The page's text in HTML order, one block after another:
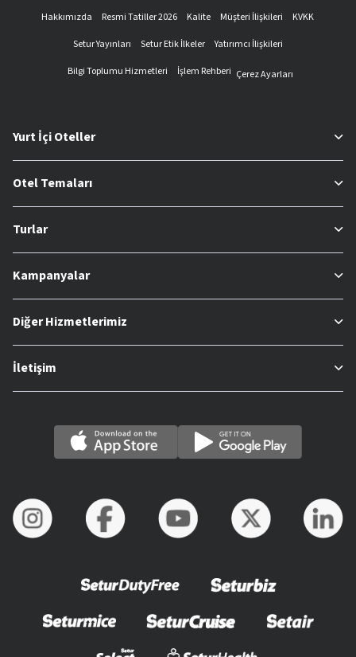
Hakkımızda Resmi Tatiller 2026 Kalite Müşteri İlişkileri
KVKK
Setur Yayınları
Setur Etik İlkeler
Yatırımcı İlişkileri
Bilgi Toplumu Hizmetleri
İşlem Rehberi Çerez Ayarları
Yurt İçi Oteller
Otel Temaları
Turlar
Kampanyalar
Diğer Hizmetlerimiz
İletişim